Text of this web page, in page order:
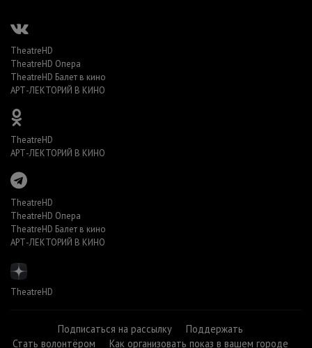
TheatreHD
TheatreHD Опера
TheatreHD Балет в кино
АРТ-ЛЕКТОРИЙ В КИНО
TheatreHD
АРТ-ЛЕКТОРИЙ В КИНО
TheatreHD
TheatreHD Опера
TheatreHD Балет в кино
АРТ-ЛЕКТОРИЙ В КИНО
TheatreHD
Подписаться на рассылку
Поддержать
Стать волонтёром
Как организовать показ в вашем городе